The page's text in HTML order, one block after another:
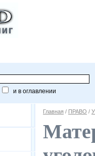
и в оглавлении
Главная / ПРАВО /